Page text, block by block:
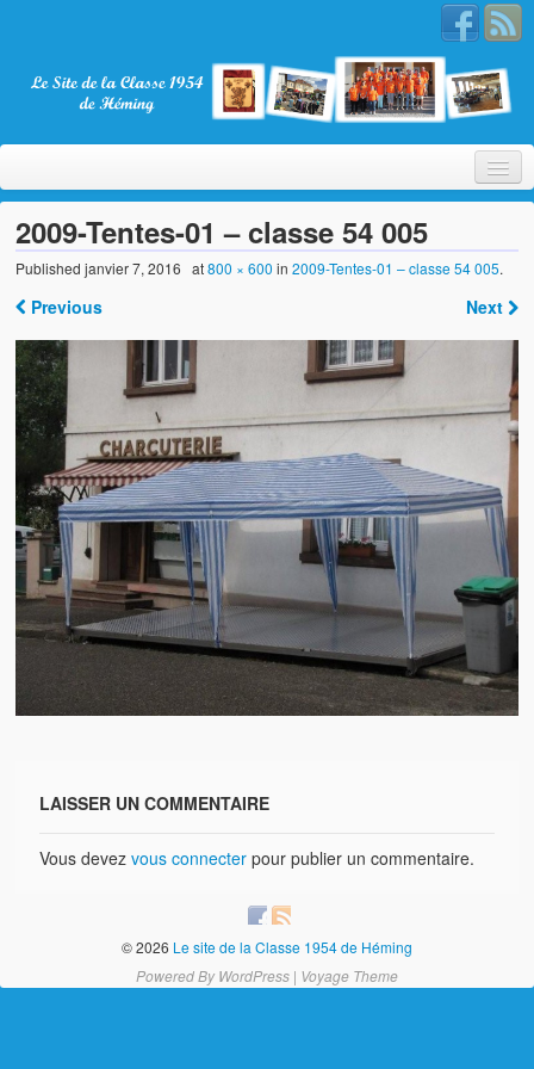
Bienvenue
La Classe 1954
Présentation
Les membres
Nos partenaires
Brocante
Salon multi-collections
Autres animations
La fête foraine
20 ans, ça se fête ! Souvenirs de 2009…
2014, les 25 ans de l’association
17/05/2015 : LA vidéo souvenir 2015
2009-Tentes-01 – classe 54 005
Publishedjanvier 7, 2016 at800 × 600 in2009-Tentes-01 – classe 54 005.
Previous Next
LAISSER UN COMMENTAIRE
Vous devezvous connecter pour publier un commentaire.
© 2026 Le site de la Classe 1954 de Héming
Powered By WordPress| Voyage Theme